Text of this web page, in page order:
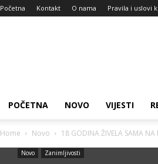
Početna Kontakt O nama Pravila i uslovi
POČETNA NOVO VIJESTI
Home Novo 18 GODINA ŽIVELA SAMA
Novo Zanimljivosti